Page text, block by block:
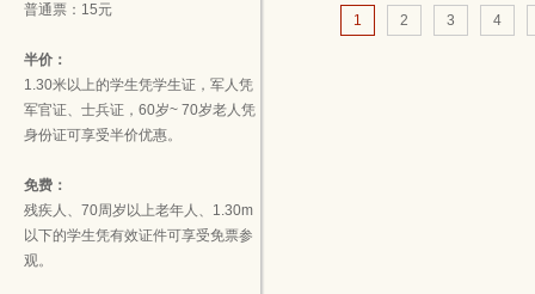
普通票：15元
半价：
1.30米以上的学生凭学生证，军人凭
军官证、士兵证，60岁~ 70岁老人凭
身份证可享受半价优惠。
免费：
残疾人、70周岁以上老年人、1.30m
以下的学生凭有效证件可享受免票参
观。
1 2 3 4